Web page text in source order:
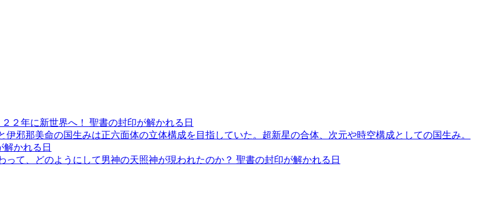
２年に新世界へ！ 聖書の封印が解かれる日
邪那美命の国生みは正六面体の立体構成を目指していた。超新星の合体、次元や時空構成としての国生み。
かれる日
て、どのようにして男神の天照神が現われたのか？ 聖書の封印が解かれる日